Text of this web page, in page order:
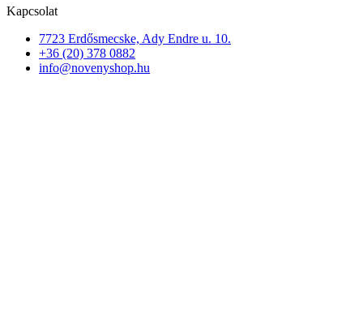
Kapcsolat
7723 Erdősmecske, Ady Endre u. 10.
+36 (20) 378 0882
info@novenyshop.hu